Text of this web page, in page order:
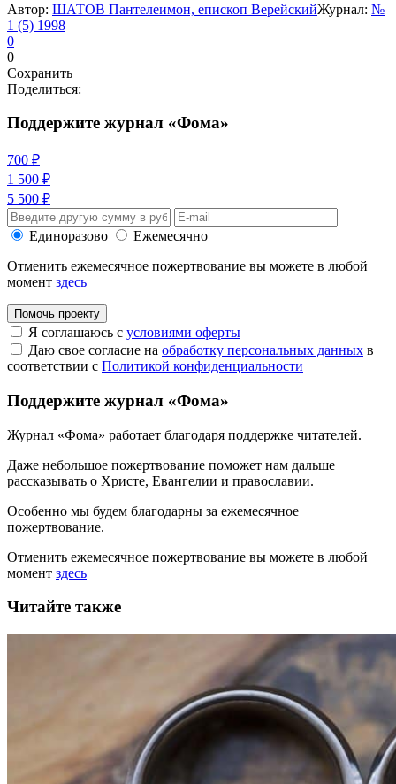
Автор: ШАТОВ Пантелеимон, епископ ВерейскийЖурнал: №
1 (5) 1998
0
0
Сохранить
Поделиться:
Поддержите журнал «Фома»
700 ₽
1 500 ₽
5 500 ₽
Единоразово
Ежемесячно
Отменить ежемесячное пожертвование вы можете в любой
момент здесь
Помочь проекту
Я соглашаюсь с условиями оферты
Даю свое согласие на обработку персональных данных в
соответствии с Политикой конфиденциальности
Поддержите журнал «Фома»
Журнал «Фома» работает благодаря поддержке читателей.
Даже небольшое пожертвование поможет нам дальше
рассказывать о Христе, Евангелии и православии.
Особенно мы будем благодарны за ежемесячное
пожертвование.
Отменить ежемесячное пожертвование вы можете в любой
момент здесь
Читайте также